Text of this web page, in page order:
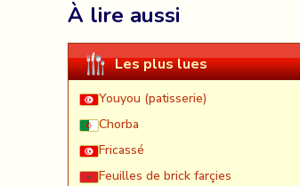
À lire aussi
Les plus lues
Youyou (patisserie)
Chorba
Fricassé
Feuilles de brick farçies